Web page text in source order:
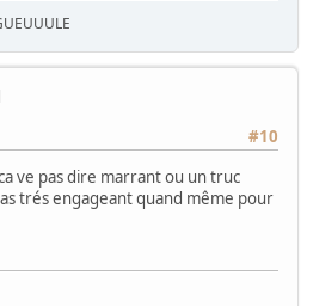
#10
ve pas dire marrant ou un truc
trés engageant quand même pour